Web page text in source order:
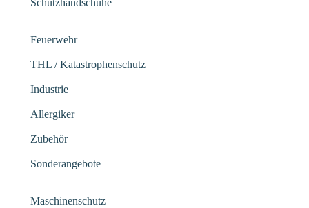
Schutzhandschuhe
Feuerwehr
THL / Katastrophenschutz
Industrie
Allergiker
Zubehör
Sonderangebote
Maschinenschutz